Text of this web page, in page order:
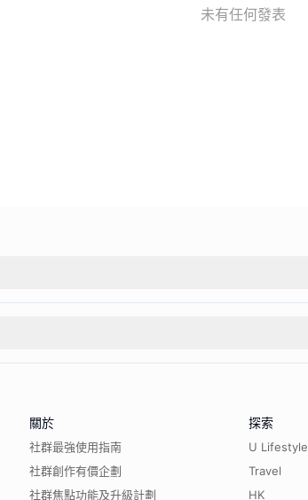
未有任何發表
關於
社群最強使用指南
社群創作有價企劃
社群焦點功能及升級計劃
探索
U Lifestyle
Travel
HK